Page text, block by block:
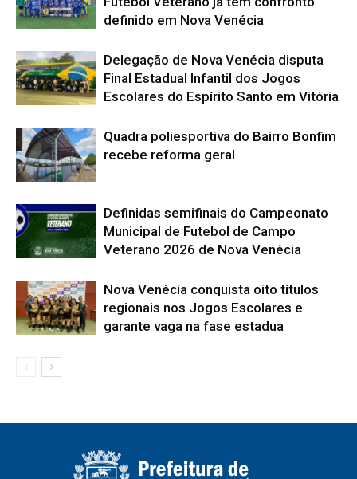
definido em Nova Venécia
Delegação de Nova Venécia disputa
Final Estadual Infantil dos Jogos
Escolares do Espírito Santo em Vitória
Quadra poliesportiva do Bairro Bonfim
recebe reforma geral
Definidas semifinais do Campeonato
Municipal de Futebol de Campo
Veterano 2026 de Nova Venécia
Nova Venécia conquista oito títulos
regionais nos Jogos Escolares e
garante vaga na fase estadua